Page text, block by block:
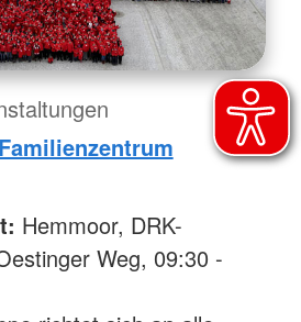
Hemmoor, DRK-
Weg, 09:30 -